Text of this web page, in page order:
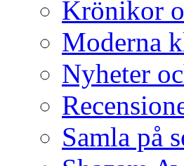
Krönikor
Moderna
Nyheter
Samla på